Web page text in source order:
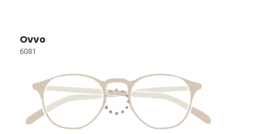
Ovvo
6081